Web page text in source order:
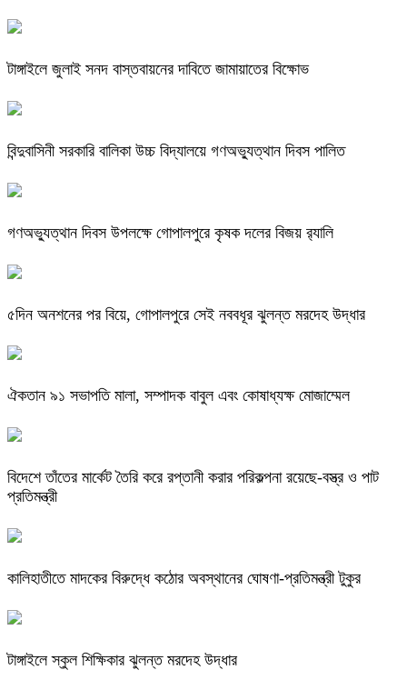
টাঙ্গাইলে জুলাই সনদ বাস্তবায়নের দাবিতে জামায়াতের বিক্ষোভ
বিন্দুবাসিনী সরকারি বালিকা উচ্চ বিদ্যালয়ে গণঅভ্যুত্থান দিবস পালিত
গণঅভ্যুত্থান দিবস উপলক্ষে গোপালপুরে কৃষক দলের বিজয় র‍্যালি
৫দিন অনশনের পর বিয়ে, গোপালপুরে সেই নববধূর ঝুলন্ত মরদেহ উদ্ধার
ঐকতান ৯১ সভাপতি মালা, সম্পাদক বাবুল এবং কোষাধ্যক্ষ মোজাম্মেল
বিদেশে তাঁতের মার্কেট তৈরি করে রপ্তানী করার পরিকল্পনা রয়েছে-বস্ত্র ও পাট
প্রতিমন্ত্রী
কালিহাতীতে মাদকের বিরুদ্ধে কঠোর অবস্থানের ঘোষণা-প্রতিমন্ত্রী টুকুর
টাঙ্গাইলে স্কুল শিক্ষিকার ঝুলন্ত মরদেহ উদ্ধার